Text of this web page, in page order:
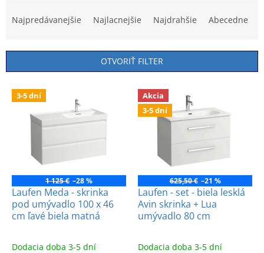
n
i
o
Najpredávanejšie Najlacnejšie Najdrahšie Abecedne
OTVORIŤ FILTER
V
o
3-5 dní
1 125 € –28 %
Laufen Meda - skrinka
pod umývadlo 100 x 46
cm ľavé biela matná
Dodacia doba 3-5 dní
Akcia
3-5 dní
625,50 € –21 %
Laufen - set - biela lesklá
Avin skrinka + Lua
umývadlo 80 cm
Dodacia doba 3-5 dní